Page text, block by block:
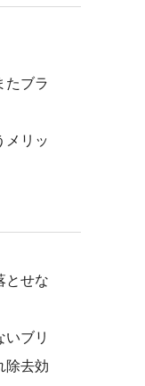
たブラ
メリッ
とせな
ブリ
除去効